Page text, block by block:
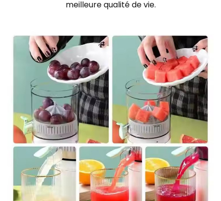
meilleure qualité de vie.